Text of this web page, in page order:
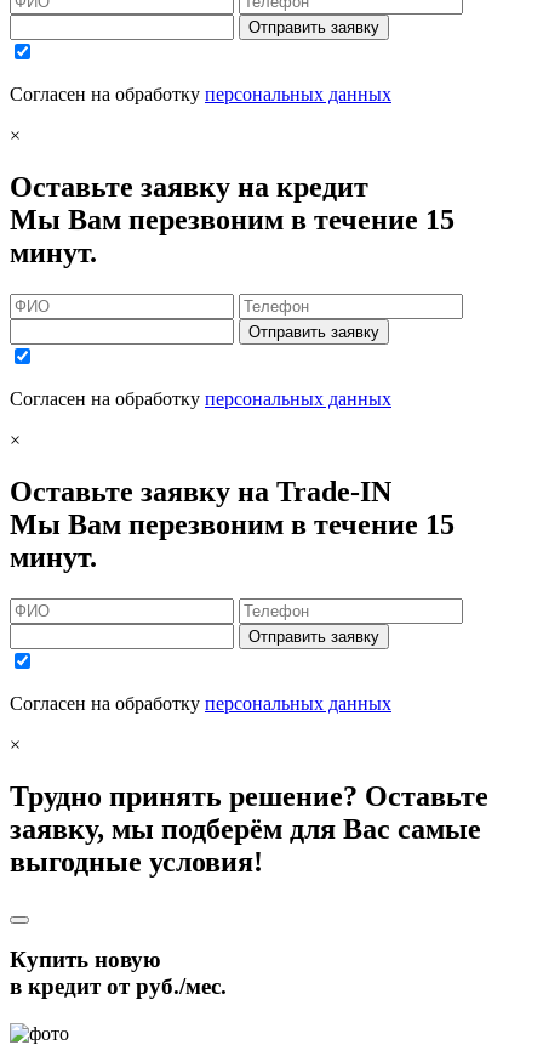
Отправить заявку
Согласен на обработку персональных данных
×
Оставьте заявку на кредит
Мы Вам перезвоним в течение 15
минут.
Отправить заявку
Согласен на обработку персональных данных
×
Оставьте заявку на Trade-IN
Мы Вам перезвоним в течение 15
минут.
Отправить заявку
Согласен на обработку персональных данных
×
Трудно принять решение? Оставьте
заявку, мы подберём для Вас самые
выгодные условия!
Купить новую
в кредит отруб./мес.